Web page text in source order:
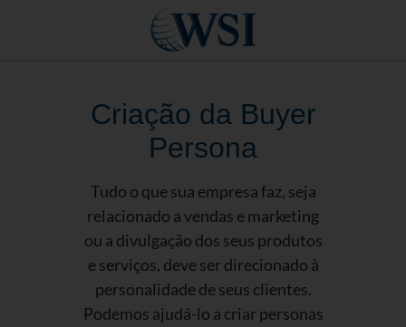
Criação da Buyer
Persona
Tudo o que sua empresa faz, seja
relacionado a vendas e marketing
ou a divulgação dos seus produtos
e serviços, deve ser direcionado à
personalidade de seus clientes.
Podemos ajudá-lo a criar personas